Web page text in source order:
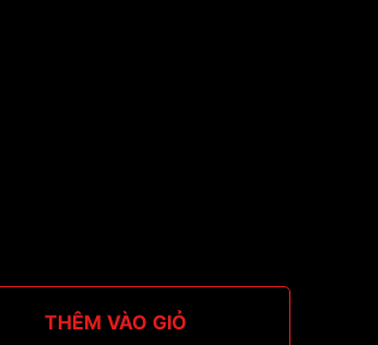
THÊM VÀO GIỎ